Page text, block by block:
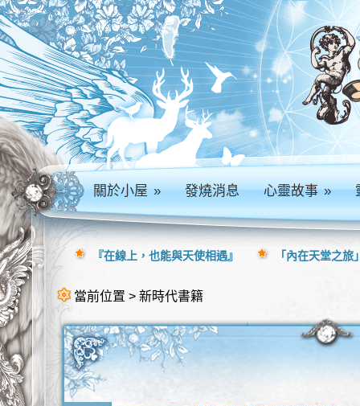
關於小屋» 發燒消息 心靈故事»
當前位置 > 新時代書籍
『在線上，也能與天使相遇』 「內在天堂之